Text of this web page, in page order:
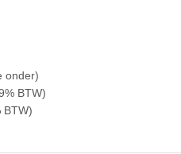
onder)
BTW)
BTW)